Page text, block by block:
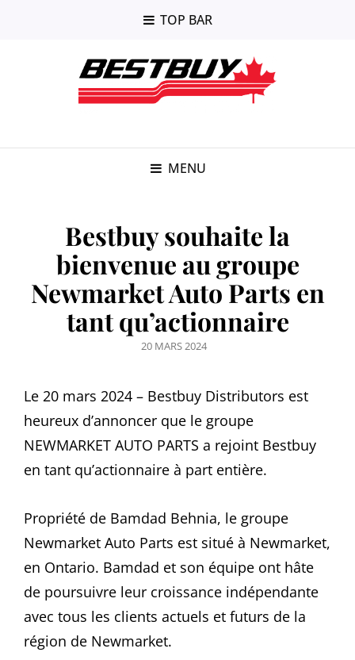
TOP BAR
MENU
Bestbuy souhaite la
bienvenue au groupe
Newmarket Auto Parts en
tant qu’actionnaire
POSTED
20 MARS 2024
Le 20 mars 2024 – Bestbuy Distributors est
heureux d’annoncer que le groupe
NEWMARKET AUTO PARTS a rejoint Bestbuy
en tant qu’actionnaire à part entière.
Propriété de Bamdad Behnia, le groupe
Newmarket Auto Parts est situé à Newmarket,
en Ontario. Bamdad et son équipe ont hâte
de poursuivre leur croissance indépendante
avec tous les clients actuels et futurs de la
région de Newmarket.